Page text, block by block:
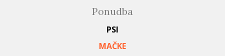
Ponudba
PSI
MAČKE